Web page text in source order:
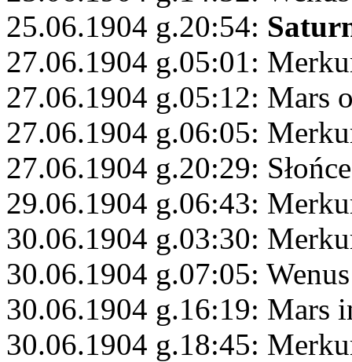
25.06.1904 g.20:54:
27.06.1904 g.05:01:
27.06.1904 g.05:12: Mars
27.06.1904 g.06:05:
27.06.1904 g.20:29:
29.06.1904 g.06:43:
30.06.1904 g.03:30:
30.06.1904 g.07:05:
30.06.1904 g.16:19: Mars
30.06.1904 g.18:45: